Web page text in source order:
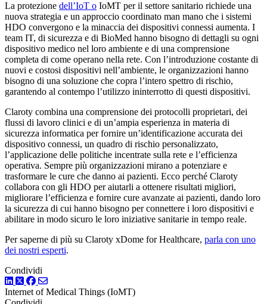
La protezione dell’IoT o IoMT per il settore sanitario richiede una
nuova strategia e un approccio coordinato man mano che i sistemi
HDO convergono e la minaccia dei dispositivi connessi aumenta. I
team IT, di sicurezza e di BioMed hanno bisogno di dettagli su ogni
dispositivo medico nel loro ambiente e di una comprensione
completa di come operano nella rete. Con l’introduzione costante di
nuovi e costosi dispositivi nell’ambiente, le organizzazioni hanno
bisogno di una soluzione che copra l’intero spettro di rischio,
garantendo al contempo l’utilizzo ininterrotto di questi dispositivi.
Claroty combina una comprensione dei protocolli proprietari, dei
flussi di lavoro clinici e di un’ampia esperienza in materia di
sicurezza informatica per fornire un’identificazione accurata dei
dispositivo connessi, un quadro di rischio personalizzato,
l’applicazione delle politiche incentrate sulla rete e l’efficienza
operativa. Sempre più organizzazioni mirano a potenziare e
trasformare le cure che danno ai pazienti. Ecco perché Claroty
collabora con gli HDO per aiutarli a ottenere risultati migliori,
migliorare l’efficienza e fornire cure avanzate ai pazienti, dando loro
la sicurezza di cui hanno bisogno per connettere i loro dispositivi e
abilitare in modo sicuro le loro iniziative sanitarie in tempo reale.
Per saperne di più su Claroty xDome for Healthcare, parla con uno
dei nostri esperti.
Condividi
LinkedIn
TwitterFacebook
Internet of Medical Things (IoMT)